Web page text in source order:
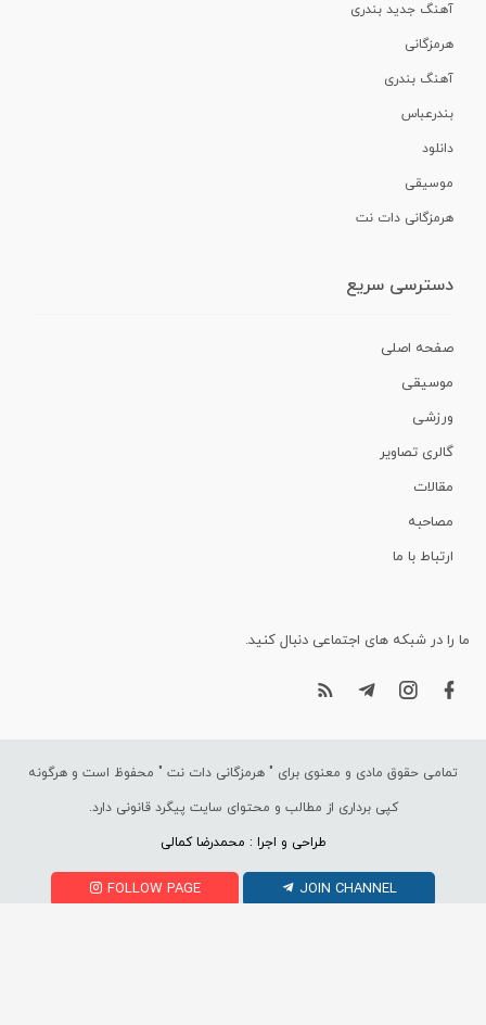
آهنگ جدید بندری
هرمزگانی
آهنگ بندری
بندرعباس
دانلود
موسیقی
هرمزگانی دات نت
دسترسی سریع
صفحه اصلی
موسیقی
ورزشی
گالری تصاویر
مقالات
مصاحبه
ارتباط با ما
ما را در شبکه های اجتماعی دنبال کنید.
تمامی حقوق مادی و معنوی برای " هرمزگانی دات نت " محفوظ است و هرگونه
کپی برداری از مطالب و محتوای سایت پیگرد قانونی دارد.
طراحی و اجرا : محمدرضا کمالی
FOLLOW PAGE JOIN CHANNEL